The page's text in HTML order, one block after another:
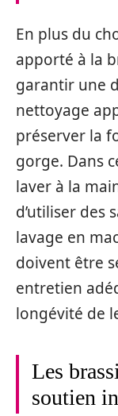
En plus du
apporté à la
garantir une
nettoyage
préserver la
gorge. Dans
laver à la
d’utiliser des
lavage en
doivent être
entretien
longévité de
Les
soutien